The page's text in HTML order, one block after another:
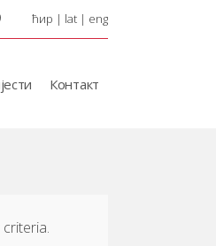
ћир | lat | eng
Контакт